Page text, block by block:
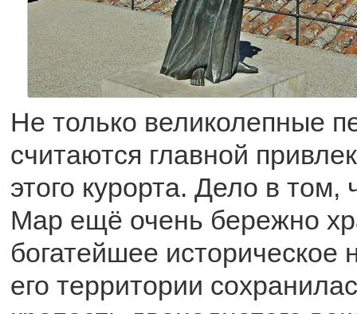
Не только великолепные
считаются главной
этого курорта. Дело в том,
Мар ещё очень бережно
богатейшее историческое
его территории